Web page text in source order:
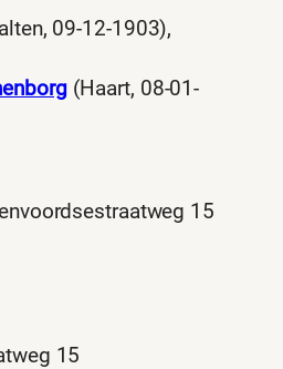
09-12-1903),
(Haart, 08-01-
15
15